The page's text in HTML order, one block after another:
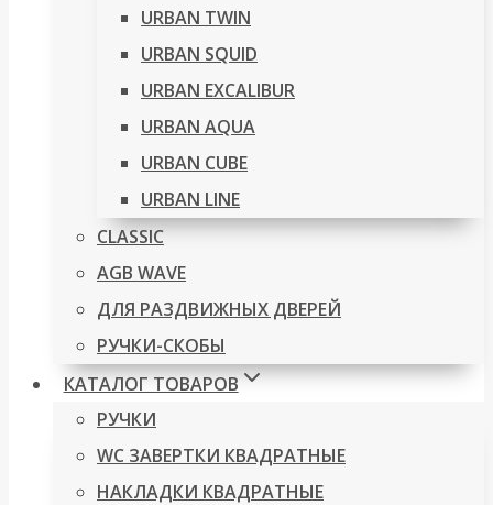
URBAN TWIN
URBAN SQUID
URBAN EXCALIBUR
URBAN AQUA
URBAN CUBE
URBAN LINE
CLASSIC
AGB WAVE
ДЛЯ РАЗДВИЖНЫХ ДВЕРЕЙ
РУЧКИ-СКОБЫ
КАТАЛОГ ТОВАРОВ
РУЧКИ
WC ЗАВЕРТКИ КВАДРАТНЫЕ
НАКЛАДКИ КВАДРАТНЫЕ